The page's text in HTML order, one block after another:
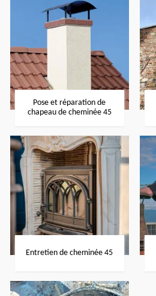
Pose et réparation de
chapeau de cheminée 45
Entretien de cheminée 45